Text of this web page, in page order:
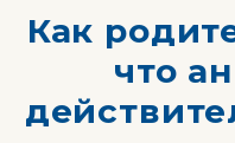
Как
что